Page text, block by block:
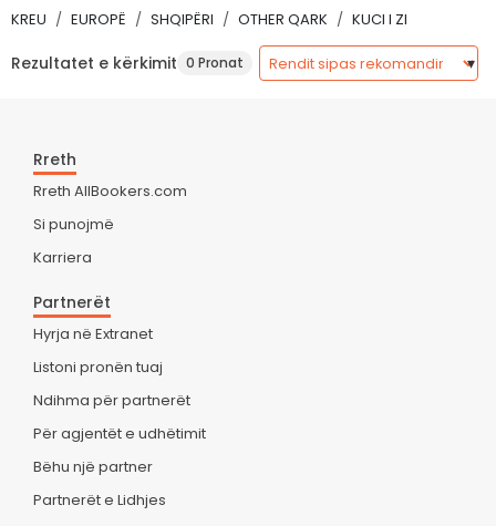
KREU EUROPË SHQIPËRI OTHER QARK KUCI I ZI
Rezultatet e kërkimit 0 Pronat
Rreth
Rreth AllBookers.com
Si punojmë
Karriera
Partnerët
Hyrja në Extranet
Listoni pronën tuaj
Ndihma për partnerët
Për agjentët e udhëtimit
Bëhu një partner
Partnerët e Lidhjes